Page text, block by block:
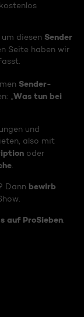
diesen Sender
Seite haben wir
Sender-
„ Was tun bei
und
also mit
oder
Dann bewirb
auf ProSieben